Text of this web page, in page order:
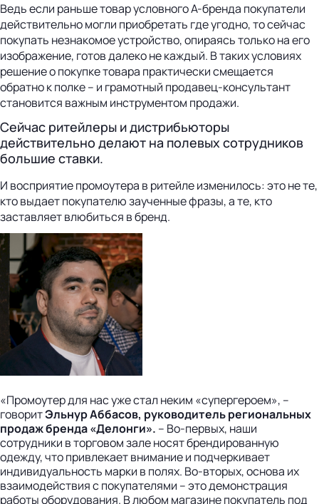
Ведь если раньше товар условного А-бренда покупатели
действительно могли приобретать где угодно, то сейчас
покупать незнакомое устройство, опираясь только на его
изображение, готов далеко не каждый. В таких условиях
решение о покупке товара практически смещается
обратно к полке – и грамотный продавец-консультант
становится важным инструментом продажи.
Сейчас ритейлеры и дистрибьюторы
действительно делают на полевых сотрудников
большие ставки.
И восприятие промоутера в ритейле изменилось: это не те,
кто выдает покупателю заученные фразы, а те, кто
заставляет влюбиться в бренд.
«Промоутер для нас уже стал неким «супергероем», –
говоритЭльнур Аббасов, руководитель региональных
продаж бренда «Делонги». – Во-первых, наши
сотрудники в торговом зале носят брендированную
одежду, что привлекает внимание и подчеркивает
индивидуальность марки в полях. Во-вторых, основа их
взаимодействия с покупателями – это демонстрация
работы оборудования. В любом магазине покупатель под